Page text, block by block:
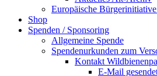
Europäische
Shop
Spenden / Sponsoring
Allgemeine Spende
Spendenurkunden zum
Kontakt
E-Mail